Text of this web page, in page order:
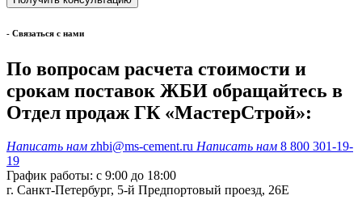
- Cвязаться с нами
По вопросам расчета стоимости и
срокам поставок ЖБИ обращайтесь в
Отдел продаж ГК «МастерСтрой»:
Написать нам zhbi@ms-cement.ru Написать нам 8 800 301-19-
19
График работы: с 9:00 до 18:00
г. Санкт-Петербург, 5-й Предпортовый проезд, 26Е